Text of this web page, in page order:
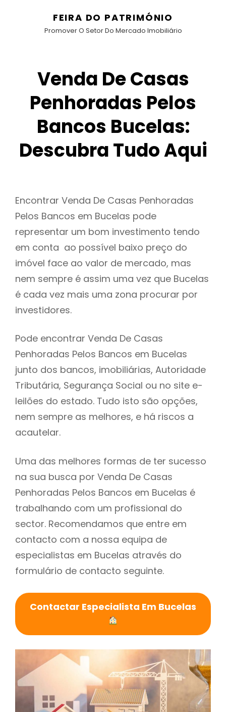
FEIRA DO PATRIMÓNIO
Promover O Setor Do Mercado Imobiliário
Venda De Casas
Penhoradas Pelos
Bancos Bucelas:
Descubra Tudo Aqui
Encontrar Venda De Casas Penhoradas
Pelos Bancos em Bucelas pode
representar um bom investimento tendo
em conta ao possível baixo preço do
imóvel face ao valor de mercado, mas
nem sempre é assim uma vez que Bucelas
é cada vez mais uma zona procurar por
investidores.
Pode encontrar Venda De Casas
Penhoradas Pelos Bancos em Bucelas
junto dos bancos, imobiliárias, Autoridade
Tributária, Segurança Social ou no site e-
leilões do estado. Tudo isto são opções,
nem sempre as melhores, e há riscos a
acautelar.
Uma das melhores formas de ter sucesso
na sua busca por Venda De Casas
Penhoradas Pelos Bancos em Bucelas é
trabalhando com um profissional do
sector. Recomendamos que entre em
contacto com a nossa equipa de
especialistas em Bucelas através do
formulário de contacto seguinte.
Contactar Especialista Em Bucelas